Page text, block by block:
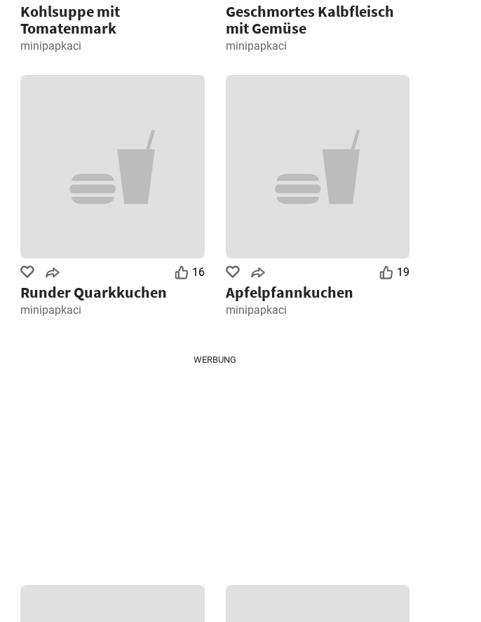
Kohlsuppe mit
Tomatenmark
minipapkaci
Geschmortes Kalbfleisch
mit Gemüse
minipapkaci
16
Runder Quarkkuchen
minipapkaci
19
Apfelpfannkuchen
minipapkaci
WERBUNG